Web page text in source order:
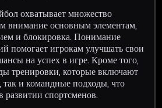
охватывает множество
внимание основным элементам,
и блокировка. Понимание
помогает игрокам улучшать свои
на успех в игре. Кроме того,
тренировки, которые включают
и командные подходы, что
развитии спортсменов.